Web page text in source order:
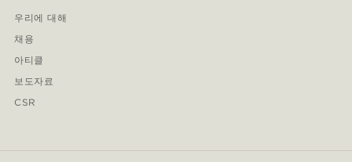
우리에 대해
채용
아티클
보도자료
CSR